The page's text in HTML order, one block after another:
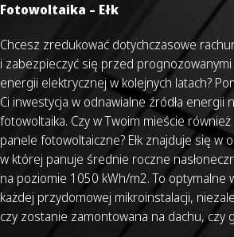
Fotowoltaika – Ełk
Chcesz zredukować dotychczasowe
i zabezpieczyć się przed
energii elektrycznej w kolejnych latach?
Ci inwestycja w odnawialne źródła energii
fotowoltaika. Czy w Twoim mieście
panele fotowoltaiczne? Ełk znajduje się w
w której panuje średnie roczne
na poziomie 1050 kWh/m2. To optymalne
każdej przydomowej mikroinstalacji,
czy zostanie zamontowana na dachu, czy